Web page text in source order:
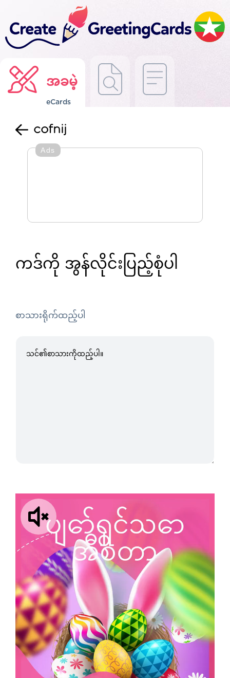
အခမဲ့
eCards
cofnij
Ads
ကဒ်ကို အွန်လိုင်းပြည့်စုံပါ
စာသားရိုက်ထည့်ပါ